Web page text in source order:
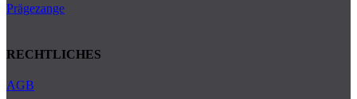
Prägezange
RECHTLICHES
AGB